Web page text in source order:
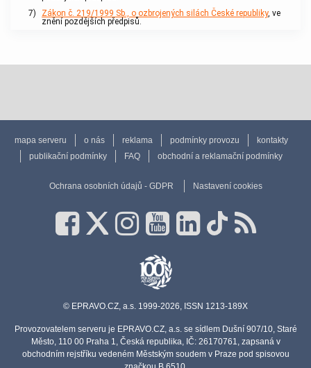
7)
Zákon č. 219/1999 Sb., o ozbrojených silách České republiky, ve
znění pozdějších předpisů.
mapa serveru o nás reklama podmínky provozu
kontakty
publikační podmínky
FAQ obchodní a reklamační podmínky
Ochrana osobních údajů - GDPR Nastavení cookies
© EPRAVO.CZ, a.s. 1999-2026, ISSN 1213-189X
Provozovatelem serveru je EPRAVO.CZ, a.s. se sídlem Dušní 907/10, Staré
Město, 110 00 Praha 1, Česká republika, IČ: 26170761, zapsaná v
obchodním rejstříku vedeném Městským soudem v Praze pod spisovou